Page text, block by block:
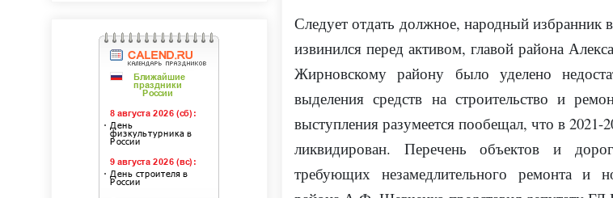
Следует отдать должное, народный избранник
извинился перед активом, главой района
Жирновскому району было уделено
выделениясредств на строительство и
выступленияразумеетсяпообещал, что в 2021-
ликвидирован. Перечень объектов и дорог
требующих незамедлительного ремонтаи